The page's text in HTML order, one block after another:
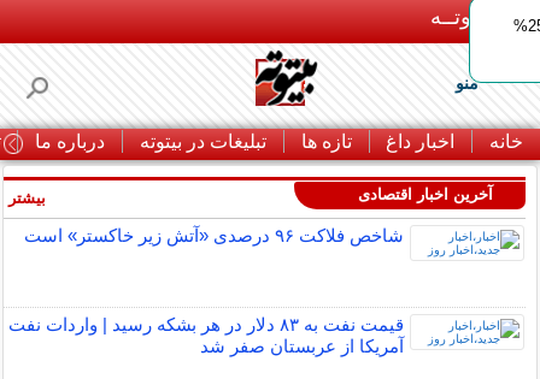
بـیتوتــه
منو
خانه اخبار داغ تازه ها تبلیغات در بیتوته درباره ما
ایمپلنت اقساطی با ضمانت مادام‌العمر+ 25%
آخرین اخبار اقتصادی
شاخص فلاکت ۹۶ درصدی «آتش زیر خاکستر» است
قیمت نفت به ۸۳ دلار در هر بشکه رسید | واردات نفت
آمریکا از عربستان صفر شد
بیشتر